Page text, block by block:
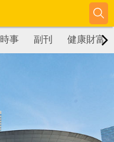
時事 副刊 健康財富